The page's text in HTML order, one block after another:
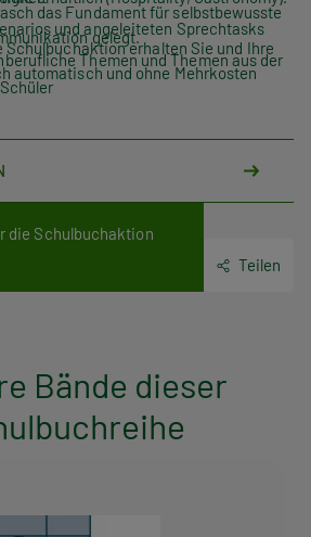
das Fundament für selbstbewusste
gelegt.
und angeleiteten Sprechtasks
Themen und Themen aus der
Schulbuchaktion erhalten Sie und Ihre
automatisch und ohne Mehrkosten
die Schulbuchaktion
Teilen
Bände dieser